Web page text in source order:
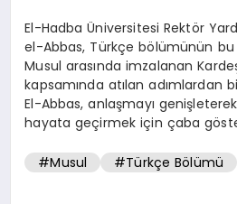
El-Hadba Üniversitesi Rektör
el-Abbas, Türkçe bölümünün bu
Musul arasında imzalanan
kapsamında atılan adımlardan
El-Abbas, anlaşmayı
hayata geçirmek için çaba
#Musul #Türkçe Bölümü